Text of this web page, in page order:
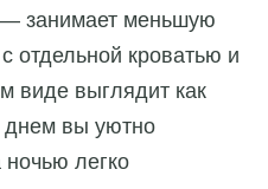
— занимает меньшую
отдельной кроватью и
виде выглядит как
днем вы уютно
ночью легко